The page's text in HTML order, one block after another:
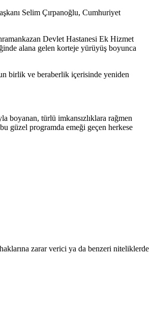
Selim Çırpanoğlu, Cumhuriyet
Devlet Hastanesi Ek Hizmet
alana gelen korteje yürüyüş boyunca
birlik ve beraberlik içerisinde yeniden
boyanan, türlü imkansızlıklara rağmen
güzel programda emeği geçen herkese
zarar verici ya da benzeri niteliklerde